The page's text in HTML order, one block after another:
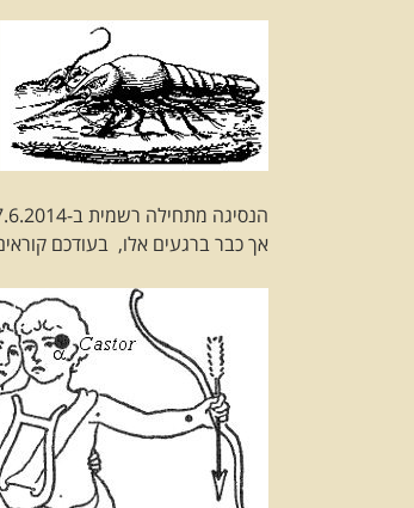
הנסיגה מתחילה רשמית ב-7.6.2014 בשעה 14:58
אך כבר ברגעים אלו, בעודכם